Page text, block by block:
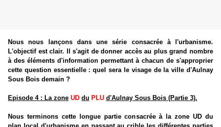
Nous nous lançons dans une série consacrée à l'urbanisme.
L'objectif est clair. Il s'agit de donner accès au plus grand nombre
à des éléments d'information permettant à chacun de s'approprier
cette question essentielle : quel sera le visage de la ville d'Aulnay
Sous Bois demain ?
Episode 4 : La zone UD du PLU d'Aulnay Sous Bois (Partie 3).
Nous terminons cette longue partie consacrée à la zone UD du